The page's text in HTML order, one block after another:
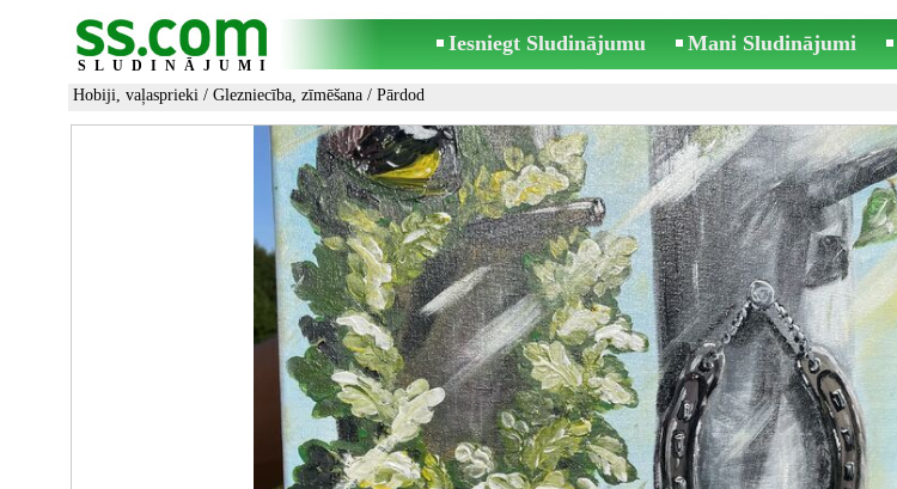
SLUDINĀJUMI
Iesniegt Sludinājumu Mani Sludinājumi
Hobiji, vaļasprieki / Glezniecība, zīmēšana / Pārdod